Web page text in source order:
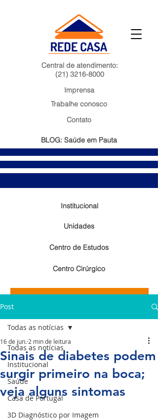
Central de atendimento:
(21) 3216-8000
Unidades
Centro Cirúrgico
Centro de Estudos
Institucional
Imprensa
Trabalhe conosco
Contato
BLOG: Saúde em Pauta
Resultados de exames laboratoriais
Post
Todas as notícias
Institucional
Saúde
Casa de Portugal
3D Diagnóstico por Imagem
Todas as notícias
Sinais de diabetes podem
surgir primeiro na boca;
veja alguns sintomas
16 de jun. 2 min de leitura